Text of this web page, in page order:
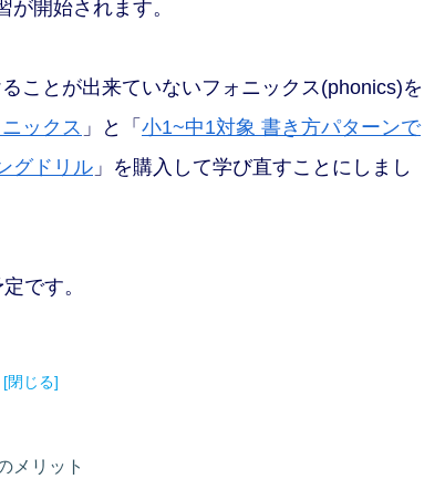
開始されます。
ことが出来ていないフォニックス(phonics)を
ックス 」と「 小1~中1対象 書き方パターンで
グドリル 」を購入して学び直すことにしまし
です。
メリット